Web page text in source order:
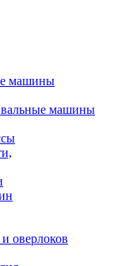
машины
машины
оверлоков